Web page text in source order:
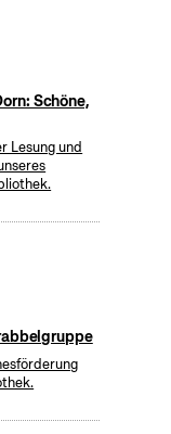
Schöne,
Lesung und